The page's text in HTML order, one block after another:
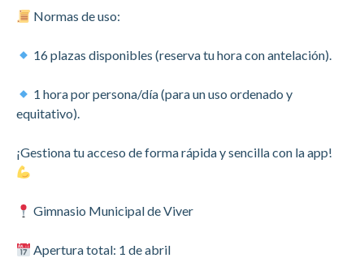
Normas de uso:
16 plazas disponibles (reserva tu hora con antelación).
1 hora por persona/día (para un uso ordenado y
equitativo).
¡Gestiona tu acceso de forma rápida y sencilla con la app!
Gimnasio Municipal de Viver
Apertura total: 1 de abril